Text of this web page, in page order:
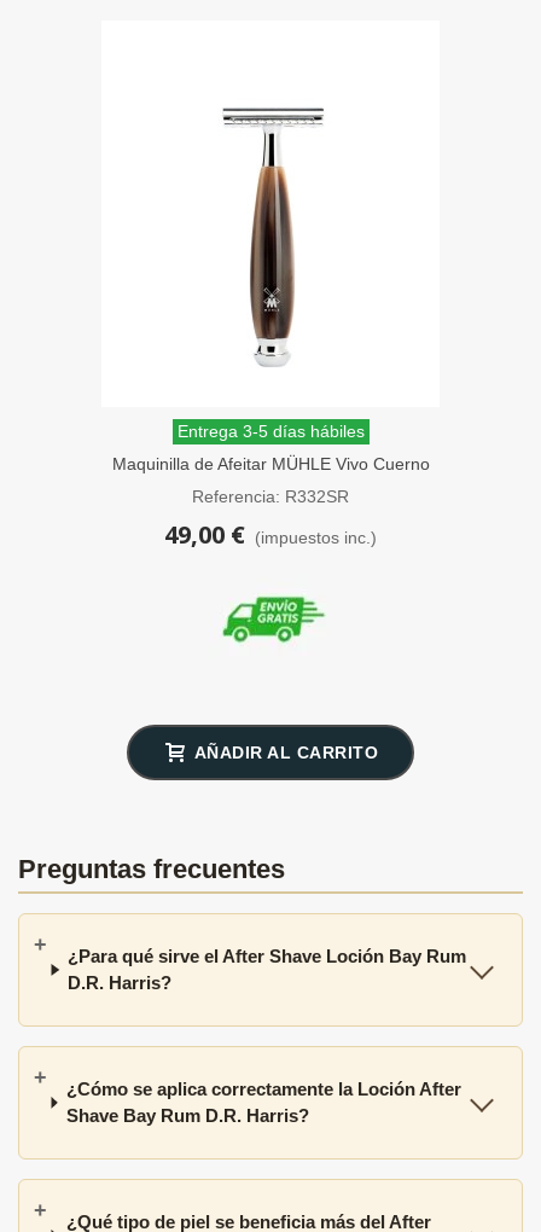
Entrega 3-5 días hábiles
Maquinilla de Afeitar MÜHLE Vivo Cuerno
Marrón Peine Cerrado
Referencia: R332SR
49,00 € (impuestos inc.)
AÑADIR AL CARRITO
Preguntas frecuentes
¿Para qué sirve el After Shave Loción Bay Rum
D.R. Harris?
¿Cómo se aplica correctamente la Loción After
Shave Bay Rum D.R. Harris?
¿Qué tipo de piel se beneficia más del After